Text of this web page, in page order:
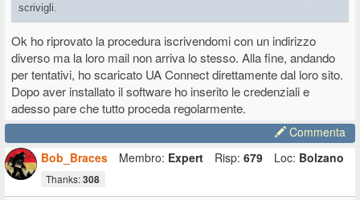
scrivigli.
Ok ho riprovato la procedura iscrivendomi con un indirizzo
diverso ma la loro mail non arriva lo stesso. Alla fine, andando
per tentativi, ho scaricato UA Connect direttamente dal loro sito.
Dopo aver installato il software ho inserito le credenziali e
adesso pare che tutto proceda regolarmente.
Commenta
Bob_Braces
Membro: Expert Risp: 679 Loc: Bolzano
Thanks:308